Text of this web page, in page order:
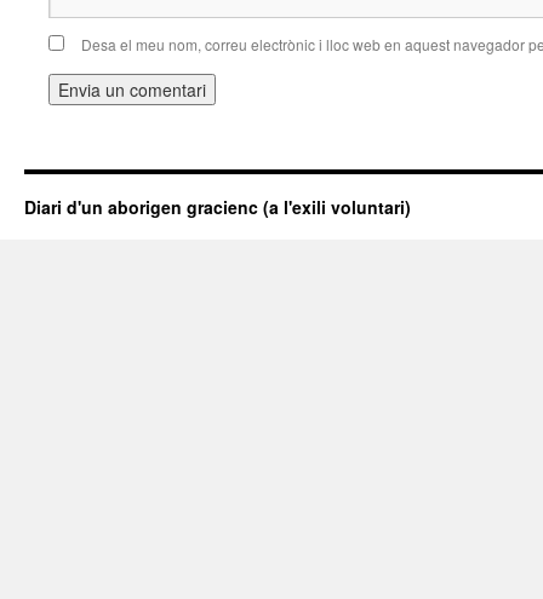
Desa el meu nom, correu electrònic i lloc web en aquest navegador
Diari d'un aborigen gracienc (a l'exili voluntari)